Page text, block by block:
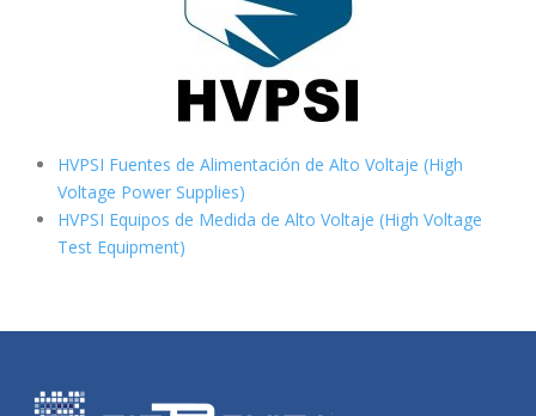
HVPSI Fuentes de Alimentación de Alto Voltaje (High
Voltage Power Supplies)
HVPSI Equipos de Medida de Alto Voltaje (High Voltage
Test Equipment)